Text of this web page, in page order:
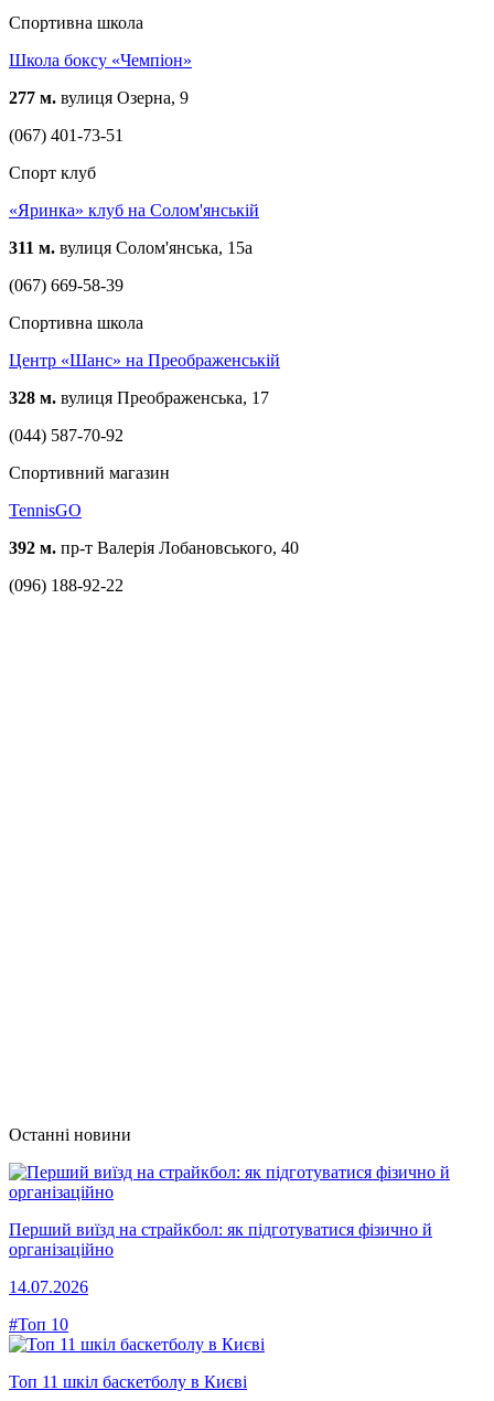
Спортивна школа
Школа боксу «Чемпіон»
277 м. вулиця Озерна, 9
(067) 401-73-51
Спорт клуб
«Яринка» клуб на Солом'янській
311 м. вулиця Солом'янська, 15а
(067) 669-58-39
Спортивна школа
Центр «Шанс» на Преображенській
328 м. вулиця Преображенська, 17
(044) 587-70-92
Спортивний магазин
TennisGO
392 м. пр-т Валерія Лобановського, 40
(096) 188-92-22
Останні новини
Перший виїзд на страйкбол: як підготуватися фізично й
організаційно
14.07.2026
#Топ 10
Топ 11 шкіл баскетболу в Києві